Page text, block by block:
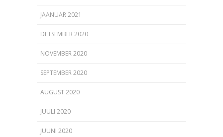
JAANUAR 2021
DETSEMBER 2020
NOVEMBER 2020
SEPTEMBER 2020
AUGUST 2020
JUULI 2020
JUUNI 2020